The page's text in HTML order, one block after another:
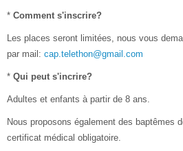
* Comment s'inscrire?
Les places seront limitées, nous vous
par mail: cap.telethon@gmail.com
* Qui peut s'incrire?
Adultes et enfants à partir de 8 ans.
Nous proposons également des baptêmes
certificat médical obligatoire.